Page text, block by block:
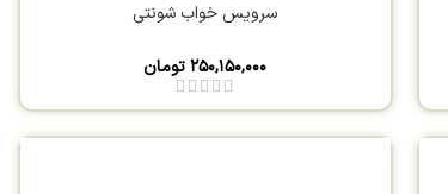
سرویس خواب شونتی
۲۵۰,۱۵۰,۰۰۰ تومان